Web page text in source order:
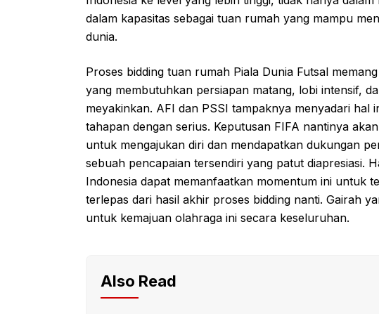
dalam kapasitas sebagai tuan rumah yang mampu
dunia.
Proses bidding tuan rumah Piala Dunia Futsal
yang membutuhkan persiapan matang, lobi intensif,
meyakinkan. AFI dan PSSI tampaknya menyadari hal
tahapan dengan serius. Keputusan FIFA nantinya
untuk mengajukan diri dan mendapatkan dukungan
sebuah pencapaian tersendiri yang patut diapresiasi.
Indonesia dapat memanfaatkan momentum ini untuk
terlepas dari hasil akhir proses bidding nanti. Gairah
untuk kemajuan olahraga ini secara keseluruhan.
Also Read